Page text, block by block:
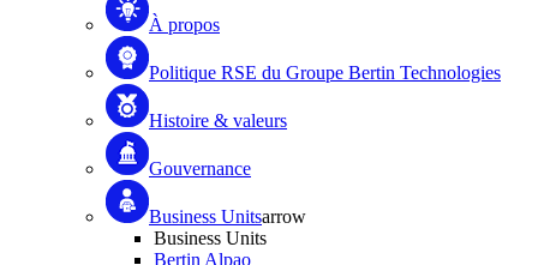
À propos
Politique RSE du Groupe Bertin Technologies
Histoire & valeurs
Gouvernance
Business Unitsarrow
Business Units
Bertin Alpao